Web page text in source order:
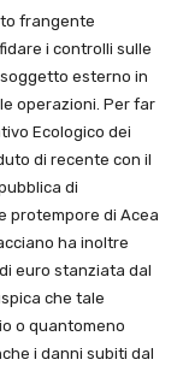
frangente
i controlli sulle
esterno in
operazioni. Per far
Ecologico dei
di recente con il
di
protempore di Acea
ha inoltre
euro stanziata dal
che tale
o quantomeno
i danni subiti dal